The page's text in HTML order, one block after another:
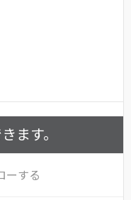
ます。
ーする